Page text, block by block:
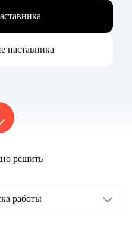
наставника
решить
работы